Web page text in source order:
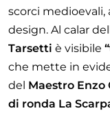
scorci
design. Al calar
Tarsetti è visibile
che mette in
del Maestro Enzo
di ronda La